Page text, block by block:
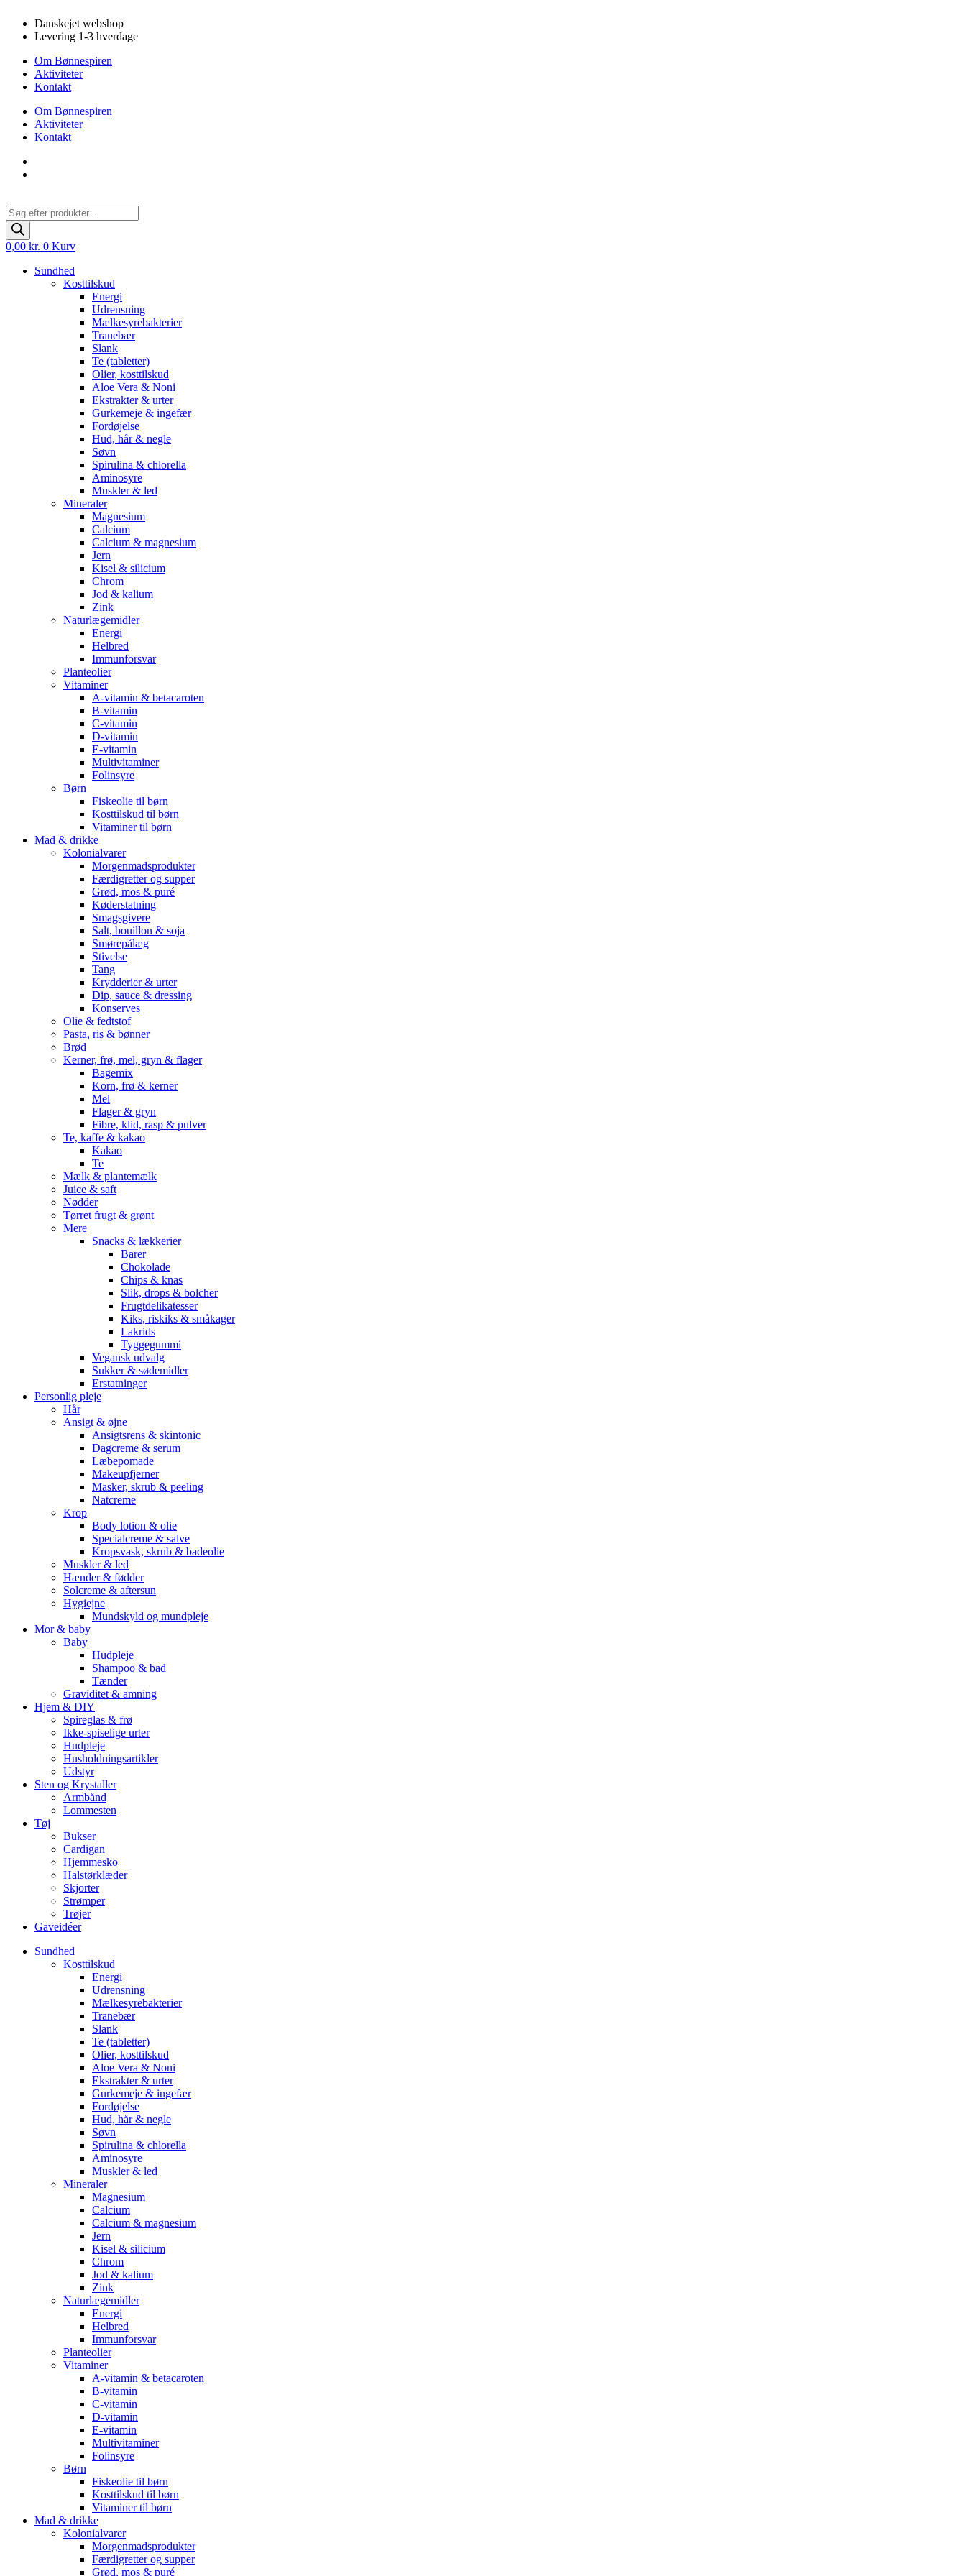
indhold
Danskejet webshop
Levering 1-3 hverdage
Om Bønnespiren
Aktiviteter
Kontakt
Om Bønnespiren
Aktiviteter
Kontakt
Products
search
0,00 kr. 0 Kurv
Sundhed
Kosttilskud
Energi
Udrensning
Mælkesyrebakterier
Tranebær
Slank
Te (tabletter)
Olier, kosttilskud
Aloe Vera & Noni
Ekstrakter & urter
Gurkemeje & ingefær
Fordøjelse
Hud, hår & negle
Søvn
Spirulina & chlorella
Aminosyre
Muskler & led
Mineraler
Magnesium
Calcium
Calcium & magnesium
Jern
Kisel & silicium
Chrom
Jod & kalium
Zink
Naturlægemidler
Energi
Helbred
Immunforsvar
Planteolier
Vitaminer
A-vitamin & betacaroten
B-vitamin
C-vitamin
D-vitamin
E-vitamin
Multivitaminer
Folinsyre
Børn
Fiskeolie til børn
Kosttilskud til børn
Vitaminer til børn
Mad & drikke
Kolonialvarer
Morgenmadsprodukter
Færdigretter og supper
Grød, mos & puré
Køderstatning
Smagsgivere
Salt, bouillon & soja
Smørepålæg
Stivelse
Tang
Krydderier & urter
Dip, sauce & dressing
Konserves
Olie & fedtstof
Pasta, ris & bønner
Brød
Kerner, frø, mel, gryn & flager
Bagemix
Korn, frø & kerner
Mel
Flager & gryn
Fibre, klid, rasp & pulver
Te, kaffe & kakao
Kakao
Te
Mælk & plantemælk
Juice & saft
Nødder
Tørret frugt & grønt
Mere
Snacks & lækkerier
Barer
Chokolade
Chips & knas
Slik, drops & bolcher
Frugtdelikatesser
Kiks, riskiks & småkager
Lakrids
Tyggegummi
Vegansk udvalg
Sukker & sødemidler
Erstatninger
Personlig pleje
Hår
Ansigt & øjne
Ansigtsrens & skintonic
Dagcreme & serum
Læbepomade
Makeupfjerner
Masker, skrub & peeling
Natcreme
Krop
Body lotion & olie
Specialcreme & salve
Kropsvask, skrub & badeolie
Muskler & led
Hænder & fødder
Solcreme & aftersun
Hygiejne
Mundskyld og mundpleje
Mor & baby
Baby
Hudpleje
Shampoo & bad
Tænder
Graviditet & amning
Hjem & DIY
Spireglas & frø
Ikke-spiselige urter
Hudpleje
Husholdningsartikler
Udstyr
Sten og Krystaller
Armbånd
Lommesten
Tøj
Bukser
Cardigan
Hjemmesko
Halstørklæder
Skjorter
Strømper
Trøjer
Gaveidéer
Sundhed
Kosttilskud
Energi
Udrensning
Mælkesyrebakterier
Tranebær
Slank
Te (tabletter)
Olier, kosttilskud
Aloe Vera & Noni
Ekstrakter & urter
Gurkemeje & ingefær
Fordøjelse
Hud, hår & negle
Søvn
Spirulina & chlorella
Aminosyre
Muskler & led
Mineraler
Magnesium
Calcium
Calcium & magnesium
Jern
Kisel & silicium
Chrom
Jod & kalium
Zink
Naturlægemidler
Energi
Helbred
Immunforsvar
Planteolier
Vitaminer
A-vitamin & betacaroten
B-vitamin
C-vitamin
D-vitamin
E-vitamin
Multivitaminer
Folinsyre
Børn
Fiskeolie til børn
Kosttilskud til børn
Vitaminer til børn
Mad & drikke
Kolonialvarer
Morgenmadsprodukter
Færdigretter og supper
Grød, mos & puré